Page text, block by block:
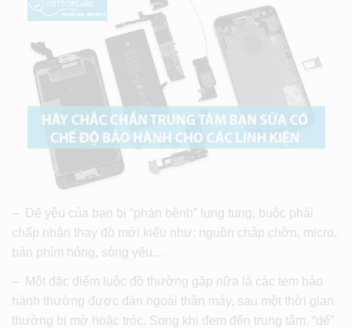
– Dế yêu của bạn bị “phán bệnh” lung tung, buộc phải
chấp nhận thay đồ mới kiểu như: nguồn chập chờn, micro,
bàn phím hỏng, sóng yếu…
– Một đặc điểm luộc đồ thường gặp nữa là các tem bảo
hành thường được dán ngoài thân máy, sau một thời gian
thường bị mờ hoặc tróc. Song khi đem đến trung tâm, “dế”